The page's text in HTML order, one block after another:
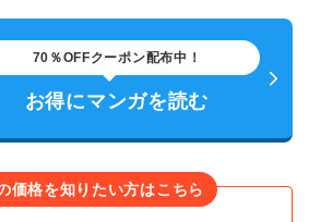
70％OFFクーポン配布中！
お得にマンガを読む
価格を知りたい方はこちら